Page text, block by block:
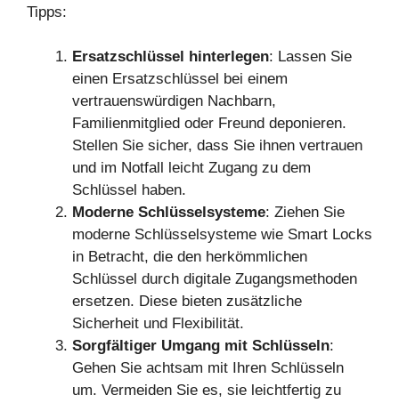
Tipps:
Ersatzschlüssel hinterlegen: Lassen Sie
einen Ersatzschlüssel bei einem
vertrauenswürdigen Nachbarn,
Familienmitglied oder Freund deponieren.
Stellen Sie sicher, dass Sie ihnen vertrauen
und im Notfall leicht Zugang zu dem
Schlüssel haben.
Moderne Schlüsselsysteme: Ziehen Sie
moderne Schlüsselsysteme wie Smart Locks
in Betracht, die den herkömmlichen
Schlüssel durch digitale Zugangsmethoden
ersetzen. Diese bieten zusätzliche
Sicherheit und Flexibilität.
Sorgfältiger Umgang mit Schlüsseln:
Gehen Sie achtsam mit Ihren Schlüsseln
um. Vermeiden Sie es, sie leichtfertig zu